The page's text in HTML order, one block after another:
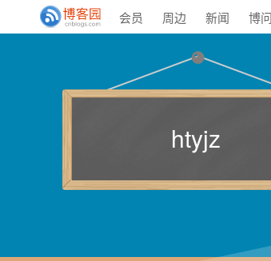
会员 周边 新闻 博问
htyjz